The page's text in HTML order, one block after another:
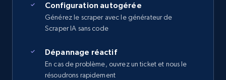
Configuration autogérée
Générez le scraper avec le générateur de
Scraper IA sans code
Dépannage réactif
En cas de problème, ouvrez un ticket et nous le
résoudrons rapidement